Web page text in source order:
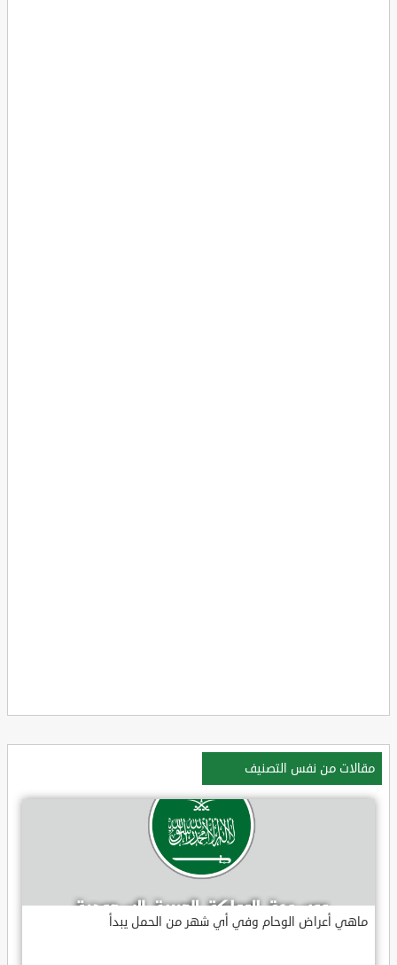
مقالات من نفس التصنيف
ماهي أعراض الوحام وفي أي شهر من الحمل يبدأ